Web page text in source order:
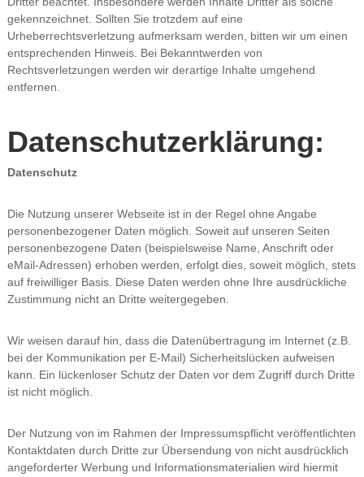
gekennzeichnet. Sollten Sie trotzdem auf eine
Urheberrechtsverletzung aufmerksam werden, bitten wir um einen
entsprechenden Hinweis. Bei Bekanntwerden von
Rechtsverletzungen werden wir derartige Inhalte umgehend
entfernen.
Datenschutzerklärung:
Datenschutz
Die Nutzung unserer Webseite ist in der Regel ohne Angabe
personenbezogener Daten möglich. Soweit auf unseren Seiten
personenbezogene Daten (beispielsweise Name, Anschrift oder
eMail-Adressen) erhoben werden, erfolgt dies, soweit möglich, stets
auf freiwilliger Basis. Diese Daten werden ohne Ihre ausdrückliche
Zustimmung nicht an Dritte weitergegeben.
Wir weisen darauf hin, dass die Datenübertragung im Internet (z.B.
bei der Kommunikation per E-Mail) Sicherheitslücken aufweisen
kann. Ein lückenloser Schutz der Daten vor dem Zugriff durch Dritte
ist nicht möglich.
Der Nutzung von im Rahmen der Impressumspflicht veröffentlichten
Kontaktdaten durch Dritte zur Übersendung von nicht ausdrücklich
angeforderter Werbung und Informationsmaterialien wird hiermit